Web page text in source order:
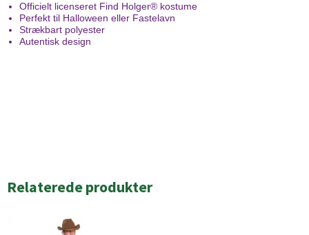
Officielt licenseret Find Holger® kostume
Perfekt til Halloween eller Fastelavn
Strækbart polyester
Autentisk design
Relaterede produkter